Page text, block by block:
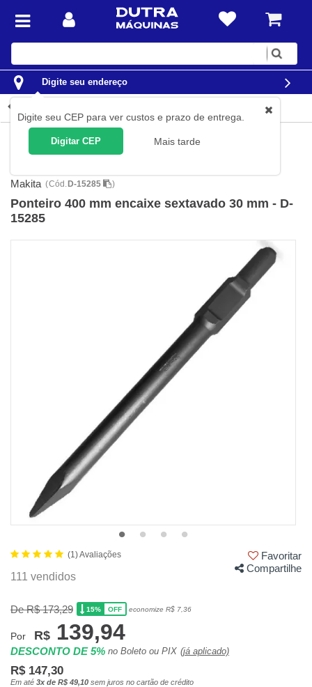
Digite
Digite seu endereço
Digite seu CEP para ver custos e prazo de entrega.
Digitar CEP Mais tarde
Ferramentas Ferramentas Elétricas
Acessórios para
Ferramentas Elétricas
Talhadeiras e Ponteiros Para Ferramentas
Elétricas
Makita (Cód. D-15285 )
Ponteiro 400 mm encaixe sextavado 30 mm - D-
15285
(1) Avaliações
Favoritar
111 vendidos
Compartilhe
De R$ 173,29 15% OFF economize R$ 7,36
Por R$ 139,94
DESCONTO DE 5% no Boleto ou PIX (já aplicado)
R$ 147,30
Em até 3x de R$ 49,10 sem juros no cartão de crédito